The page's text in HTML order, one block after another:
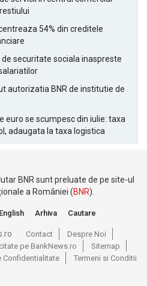
54% din creditele
securitate sociala inaspreste
autorizatia BNR de institutie de
euro se scumpesc din iulie: taxa
adaugata la taxa logistica
BNR sunt preluate de pe site-ul
a României (BNR).
English Arhiva Cautare
Contact
Despre Noi
pe BankNews.ro
Sitemap
Confidentialitate Termeni si Conditii